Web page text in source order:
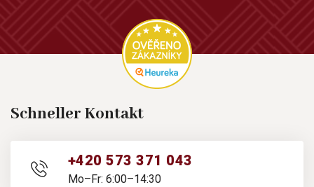
Schneller Kontakt
+420 573 371 043
Mo–Fr: 6:00–14:30